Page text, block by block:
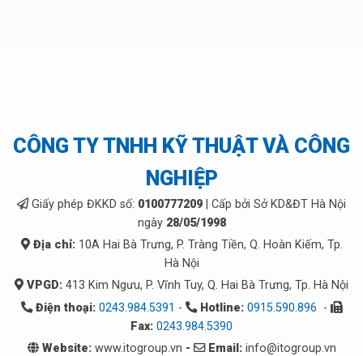
CÔNG TY TNHH KỸ THUẬT VÀ CÔNG
NGHIỆP
Giấy phép ĐKKD số: 0100777209 | Cấp bởi Sở KD&ĐT Hà Nội
ngày 28/05/1998
Địa chỉ:10A Hai Bà Trưng, P. Tràng Tiền, Q. Hoàn Kiếm, Tp.
Hà Nội
VPGD: 413 Kim Ngưu, P. Vĩnh Tuy, Q. Hai Bà Trưng, Tp. Hà Nội
Điện thoại: 0243.984.5391 - Hotline: 0915.590.896 -
Fax: 0243.984.5390
Website:www.itogroup.vn - Email:info@itogroup.vn